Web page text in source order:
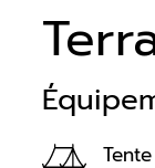
Tente